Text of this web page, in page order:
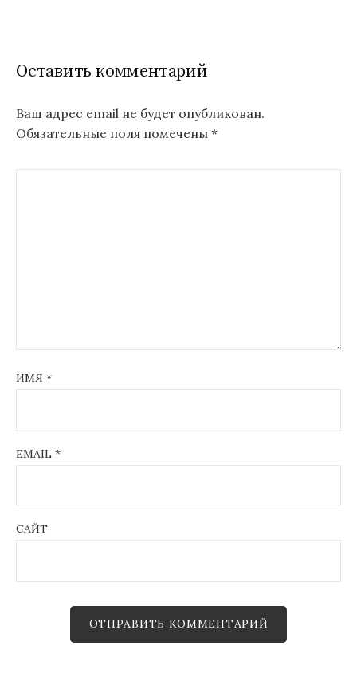
Оставить комментарий
Ваш адрес email не будет опубликован.
Обязательные поля помечены *
ИМЯ *
EMAIL *
САЙТ